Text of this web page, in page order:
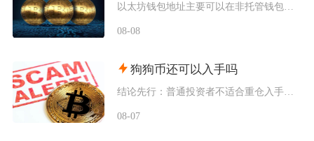
以太坊钱包地址主要可以在非托管钱包客户端、硬件钱包配套软件、交易所资产充值页面找到，地址统
08-08
狗狗币还可以入手吗
结论先行：普通投资者不适合重仓入手狗狗币，仅能拿出总资产极小比例做短期情绪博弈，长线持仓性
08-07